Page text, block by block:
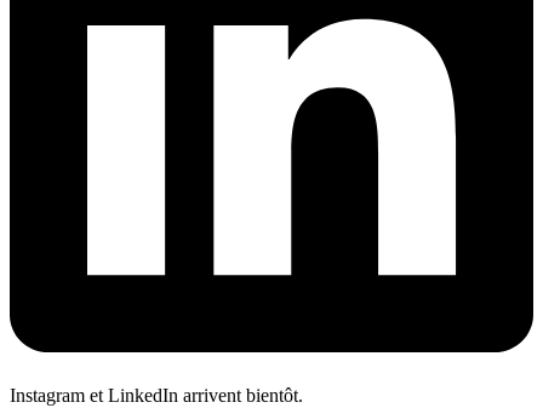
Instagram et LinkedIn arrivent bientôt.